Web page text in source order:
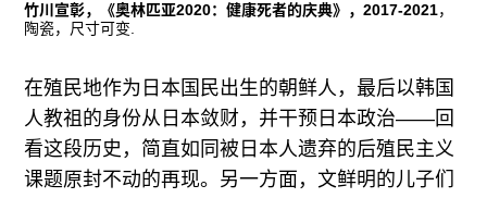
竹川宣彰，《奥林匹亚2020：健康死者的庆典》，2017-2021，
陶瓷，尺寸可变.
在殖民地作为日本国民出生的朝鲜人，最后以韩国
人教祖的身份从日本敛财，并干预日本政治——回
看这段历史，简直如同被日本人遗弃的后殖民主义
课题原封不动的再现。另一方面，文鲜明的儿子们